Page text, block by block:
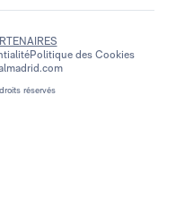
réservés
Politique des Cookies